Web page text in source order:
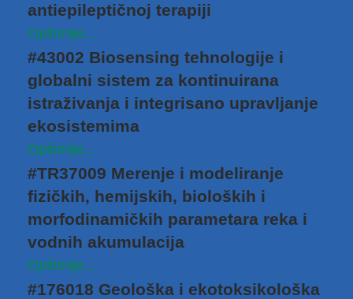
antiepileptičnoj terapiji
Opširnije...
#43002 Biosensing tehnologije i
globalni sistem za kontinuirana
istraživanja i integrisano upravljanje
ekosistemima
Opširnije...
#TR37009 Merenje i modeliranje
fizičkih, hemijskih, bioloških i
morfodinamičkih parametara reka i
vodnih akumulacija
Opširnije...
#176018 Geološka i ekotoksikološka